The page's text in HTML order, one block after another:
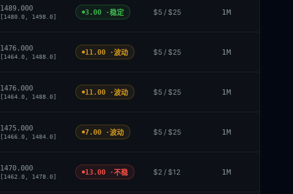
1489.000
[1480.0, 1498.0]
3.00 ·稳定 $5 / $25 1M
1476.000
[1464.0, 1488.0]
11.00 ·波动 $5 / $25 1M
1476.000
[1464.0, 1488.0]
11.00 ·波动 $5 / $25 1M
1475.000
[1466.0, 1484.0]
7.00 ·波动 $5 / $25 1M
1470.000
[1462.0, 1478.0]
13.00 ·不稳 $2 / $12 1M